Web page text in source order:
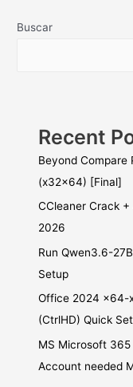
Buscar
Recent
Beyond Compare
(x32x64) [Final]
CCleaner Crack
2026
Run Qwen3.6-
Setup
Office 2024 x64-
(CtrlHD) Quick
MS Microsoft
Account needed